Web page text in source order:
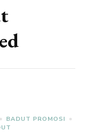
BADUT PROMOSI